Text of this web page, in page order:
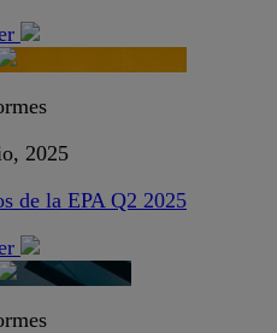
2025
de la EPA Q2 2025